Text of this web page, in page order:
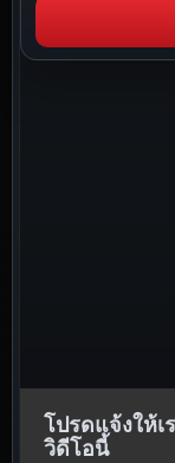
โปรดแจ้งให้
วิดีโอนี้